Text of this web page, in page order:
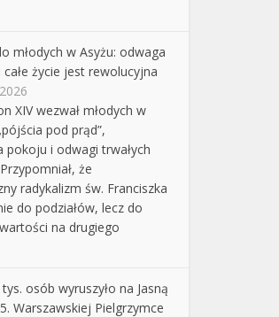
młodych w Asyżu: odwaga
życie jest rewolucyjna
XIV wezwał młodych w
pod prąd”,
pokoju i odwagi trwałych
że
radykalizm św. Franciszka
do podziałów, lecz do
na drugiego
osób wyruszyło na Jasną
Warszawskiej Pielgrzymce